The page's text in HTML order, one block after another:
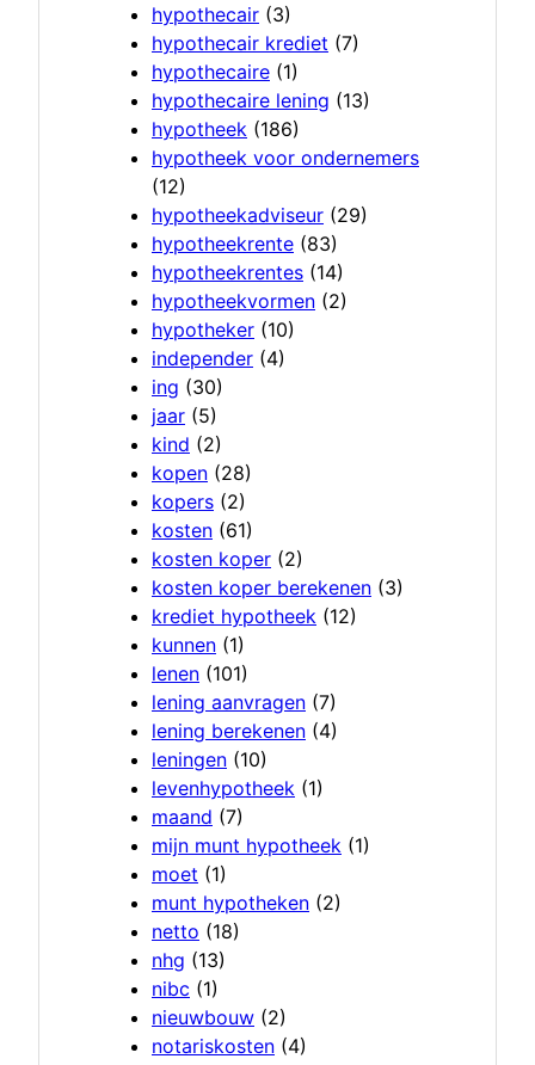
hypothecair (3)
hypothecair krediet (7)
hypothecaire (1)
hypothecaire lening (13)
hypotheek (186)
hypotheek voor ondernemers
(12)
hypotheekadviseur (29)
hypotheekrente (83)
hypotheekrentes (14)
hypotheekvormen (2)
hypotheker (10)
independer (4)
ing (30)
jaar (5)
kind (2)
kopen (28)
kopers (2)
kosten (61)
kosten koper (2)
kosten koper berekenen (3)
krediet hypotheek (12)
kunnen (1)
lenen (101)
lening aanvragen (7)
lening berekenen (4)
leningen (10)
levenhypotheek (1)
maand (7)
mijn munt hypotheek (1)
moet (1)
munt hypotheken (2)
netto (18)
nhg (13)
nibc (1)
nieuwbouw (2)
notariskosten (4)